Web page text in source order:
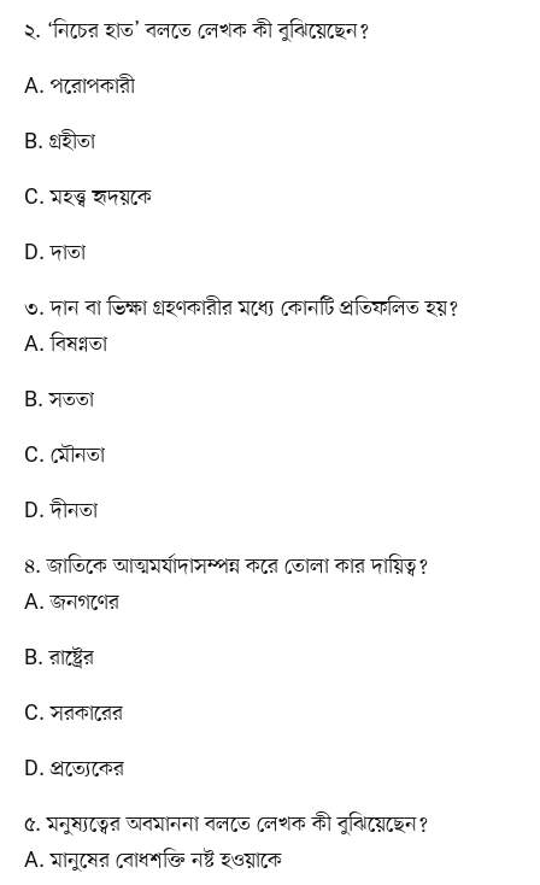
২. ‘নিচের হাত’ বলতে লেখক কী বুঝিয়েছেন?
A. পরোপকারী
B. গ্রহীতা
C. মহত্ত্ব হৃদয়কে
D. দাতা
৩. দান বা ভিক্ষা গ্রহণকারীর মধ্যে কোনটি প্রতিফলিত হয়?
A. বিষণ্নতা
B. সততা
C. মৌনতা
D. দীনতা
৪. জাতিকে আত্মমর্যাদাসম্পন্ন করে তোলা কার দায়িত্ব?
A. জনগণের
B. রাষ্ট্রের
C. সরকারের
D. প্রত্যেকের
৫. মনুষ্যত্বের অবমাননা বলতে লেখক কী বুঝিয়েছেন?
A. মানুষের বোধশক্তি নষ্ট হওয়াকে